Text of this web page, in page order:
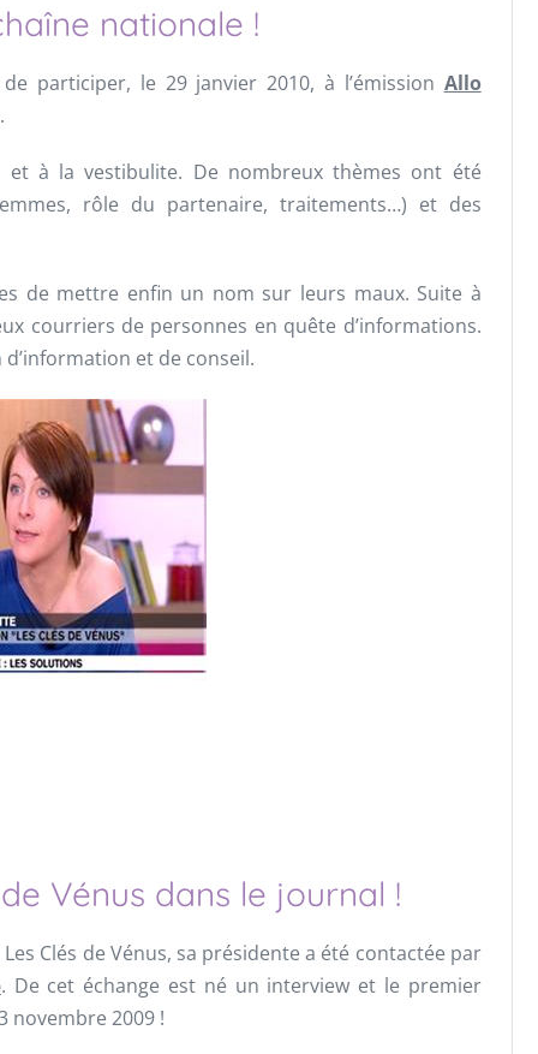
nationale !
participer, le 29 janvier 2010, à l’émission Allo
.
et à la vestibulite. De nombreux thèmes ont été
rôle du partenaire, traitements…) et des
de mettre enfin un nom sur leurs maux. Suite à
courriers de personnes en quête d’informations.
d’information et de conseil.
Vénus dans le journal !
Clés de Vénus, sa présidente a été contactée par
. De cet échange est né un interview et le premier
novembre 2009 !